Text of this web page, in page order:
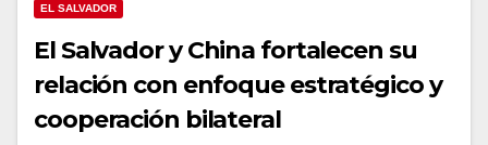
EL SALVADOR
El Salvador y China fortalecen su
relación con enfoque estratégico y
cooperación bilateral